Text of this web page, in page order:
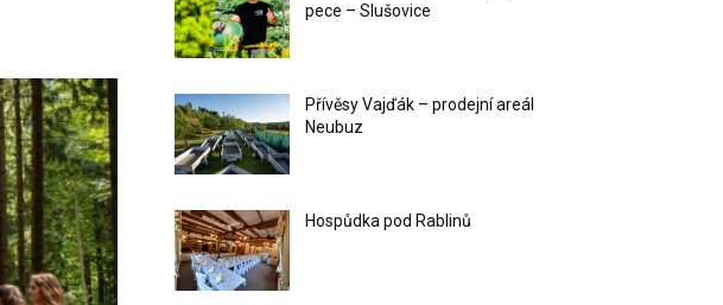
pece – Slušovice
Přívěsy Vajďák – prodejní areál
Neubuz
Hospůdka pod Rablinů